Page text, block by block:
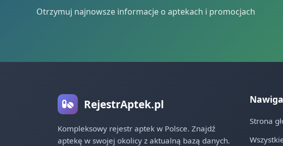
Otrzymuj najnowsze informacje o aptekach i promocjach
RejestrAptek.pl
Kompleksowy rejestr aptek w Polsce. Znajdź
aptekę w swojej okolicy z aktualną bazą danych.
Strona